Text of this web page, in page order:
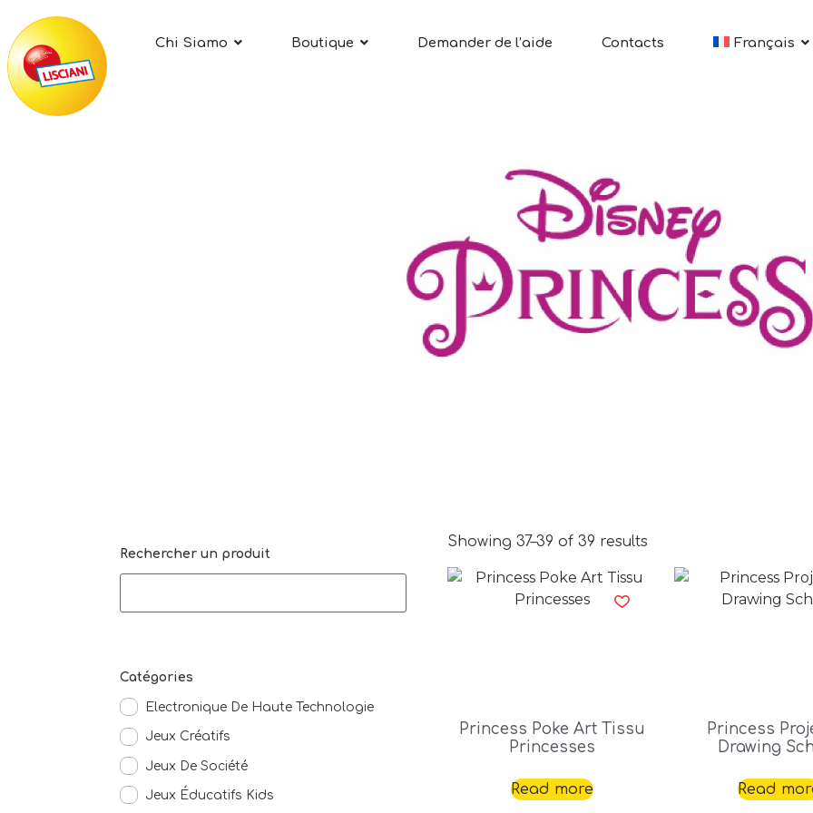
Chi Siamo Boutique Demander de l’aide Contacts Français
Rechercher un produit
Catégories
Electronique De Haute Technologie
Jeux Créatifs
Jeux De Société
Jeux Éducatifs Kids
Showing 37–39 of 39 results
Princess Poke Art Tissu
Princesses
Read more
Princess
Drawing
Read